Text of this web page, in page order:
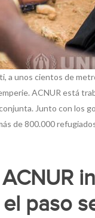
a unos cientos de
ACNUR está
Junto con los
de 800.000
paso